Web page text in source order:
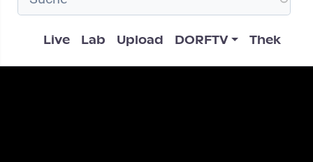
Hauptnavigation
Live Lab Upload DORFTV Thek